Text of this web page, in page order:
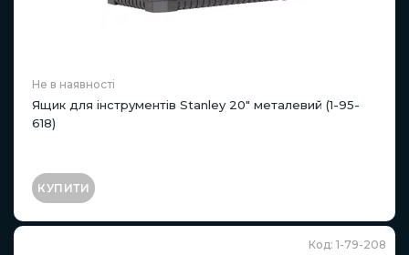
Не в наявності
Ящик для інструментів Stanley 20" металевий (1-95-
618)
КУПИТИ
Код: 1-79-208